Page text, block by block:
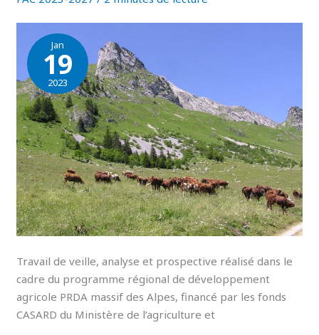
Jan
19
2023
Travail de veille, analyse et prospective réalisé dans le
cadre du programme régional de développement
agricole PRDA massif des Alpes, financé par les fonds
CASARD du Ministère de l’agriculture et